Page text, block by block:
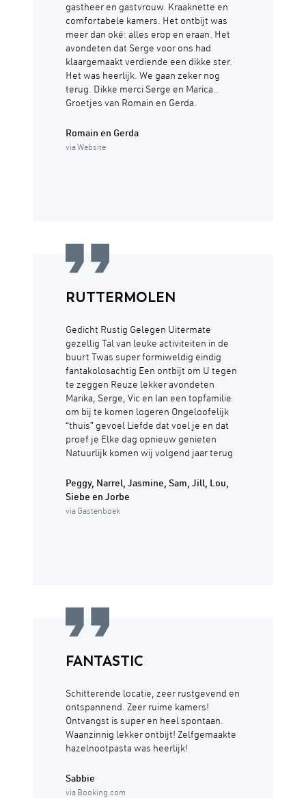
gastheer en gastvrouw. Kraaknette en
comfortabele kamers. Het ontbijt was
meer dan oké: alles erop en eraan. Het
avondeten dat Serge voor ons had
klaargemaakt verdiende een dikke ster.
Het was heerlijk. We gaan zeker nog
terug. Dikke merci Serge en Marica..
Groetjes van Romain en Gerda.
Romain en Gerda
via Website
RUTTERMOLEN
Gedicht Rustig Gelegen Uitermate
gezellig Tal van leuke activiteiten in de
buurt Twas super formiweldig eindig
fantakolosachtig Een ontbijt om U tegen
te zeggen Reuze lekker avondeten
Marika, Serge, Vic en Ian een topfamilie
om bij te komen logeren Ongeloofelijk
“thuis” gevoel Liefde dat voel je en dat
proef je Elke dag opnieuw genieten
Natuurlijk komen wij volgend jaar terug
Peggy, Narrel, Jasmine, Sam, Jill, Lou,
Siebe en Jorbe
via Gastenboek
FANTASTIC
Schitterende locatie, zeer rustgevend en
ontspannend. Zeer ruime kamers!
Ontvangst is super en heel spontaan.
Waanzinnig lekker ontbijt! Zelfgemaakte
hazelnootpasta was heerlijk!
Sabbie
via Booking.com